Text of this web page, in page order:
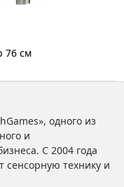
76 см
одного из
и
С 2004 года
сенсорную технику и